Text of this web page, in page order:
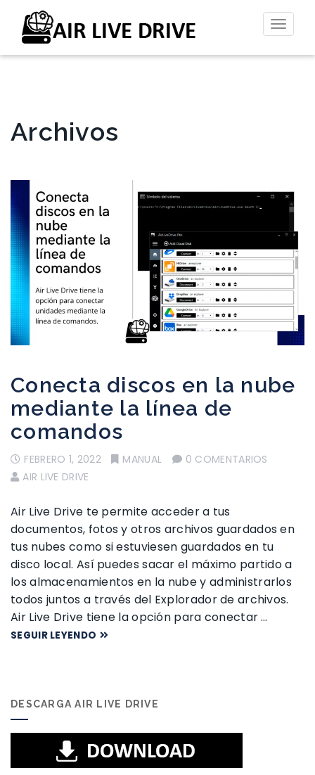
Archivos
Conecta discos en la nube
mediante la línea de
comandos
FEBRERO 1, 2022 MANUAL
0 COMENTARIOS
AIR LIVE DRIVE
Air Live Drive te permite acceder a tus
documentos, fotos y otros archivos guardados en
tus nubes como si estuviesen guardados en tu
disco local. Así puedes sacar el máximo partido a
los almacenamientos en la nube y administrarlos
todos juntos a través del Explorador de archivos.
Air Live Drive tiene la opción para conectar …
SEGUIR LEYENDO
DESCARGA AIR LIVE DRIVE